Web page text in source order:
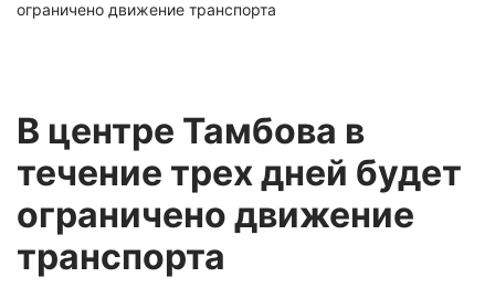
ограничено движение транспорта
В центре Тамбова в
течение трех дней будет
ограничено движение
транспорта